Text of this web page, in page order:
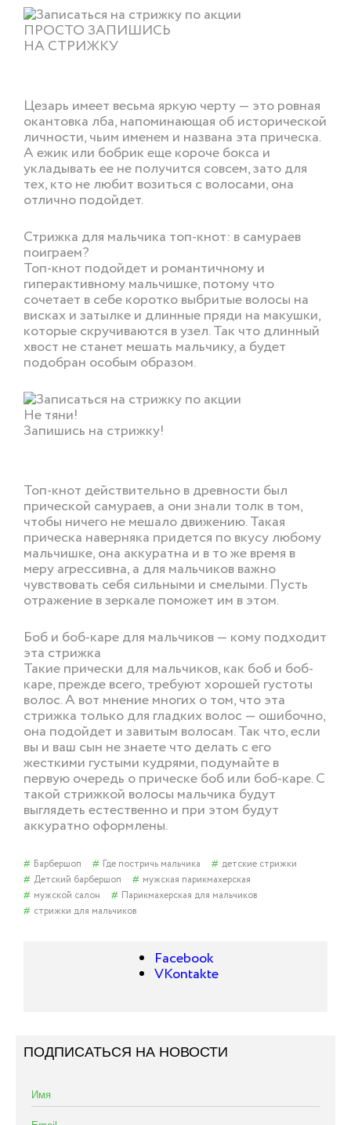
ПРОСТО ЗАПИШИСЬ
НА СТРИЖКУ
Цезарь имеет весьма яркую черту — это ровная
окантовка лба, напоминающая об исторической
личности, чьим именем и названа эта прическа.
А ежик или бобрик еще короче бокса и
укладывать ее не получится совсем, зато для
тех, кто не любит возиться с волосами, она
отлично подойдет.
Стрижка для мальчика топ-кнот: в самураев
поиграем?
Топ-кнот подойдет и романтичному и
гиперактивному мальчишке, потому что
сочетает в себе коротко выбритые волосы на
висках и затылке и длинные пряди на макушки,
которые скручиваются в узел. Так что длинный
хвост не станет мешать мальчику, а будет
подобран особым образом.
Не тяни!
Запишись на стрижку!
Топ-кнот действительно в древности был
прической самураев, а они знали толк в том,
чтобы ничего не мешало движению. Такая
прическа наверняка придется по вкусу любому
мальчишке, она аккуратна и в то же время в
меру агрессивна, а для мальчиков важно
чувствовать себя сильными и смелыми. Пусть
отражение в зеркале поможет им в этом.
Боб и боб-каре для мальчиков — кому подходит
эта стрижка
Такие прически для мальчиков, как боб и боб-
каре, прежде всего, требуют хорошей густоты
волос. А вот мнение многих о том, что эта
стрижка только для гладких волос — ошибочно,
она подойдет и завитым волосам. Так что, если
вы и ваш сын не знаете что делать с его
жесткими густыми кудрями, подумайте в
первую очередь о прическе боб или боб-каре. С
такой стрижкой волосы мальчика будут
выглядеть естественно и при этом будут
аккуратно оформлены.
Барбершоп Где постричь мальчика
детские стрижки
Детский барбершоп
мужская парикмахерская
мужской салон
Парикмахерская для мальчиков
стрижки для мальчиков
Facebook
VKontakte
ПОДПИСАТЬСЯ НА НОВОСТИ